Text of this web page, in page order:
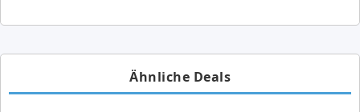
Ähnliche Deals